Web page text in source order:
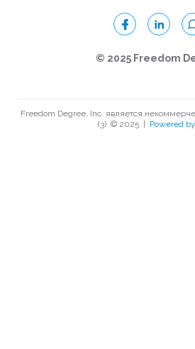
© 2025 Freedom
Freedom Degree, Inc. является
(3). © 2025
Powered